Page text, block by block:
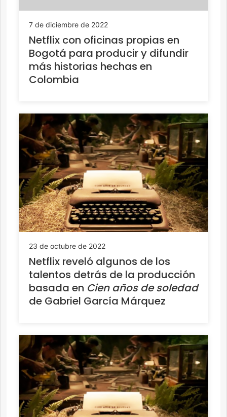
7 de diciembre de 2022
Netflix con oficinas propias en
Bogotá para producir y difundir
más historias hechas en
Colombia
23 de octubre de 2022
Netflix reveló algunos de los
talentos detrás de la producción
basada en Cien años de soledad
de Gabriel García Márquez